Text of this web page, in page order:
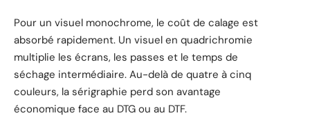
Pour un visuel monochrome, le coût de calage est
absorbé rapidement. Un visuel en quadrichromie
multiplie les écrans, les passes et le temps de
séchage intermédiaire. Au-delà de quatre à cinq
couleurs, la sérigraphie perd son avantage
économique face au DTG ou au DTF.